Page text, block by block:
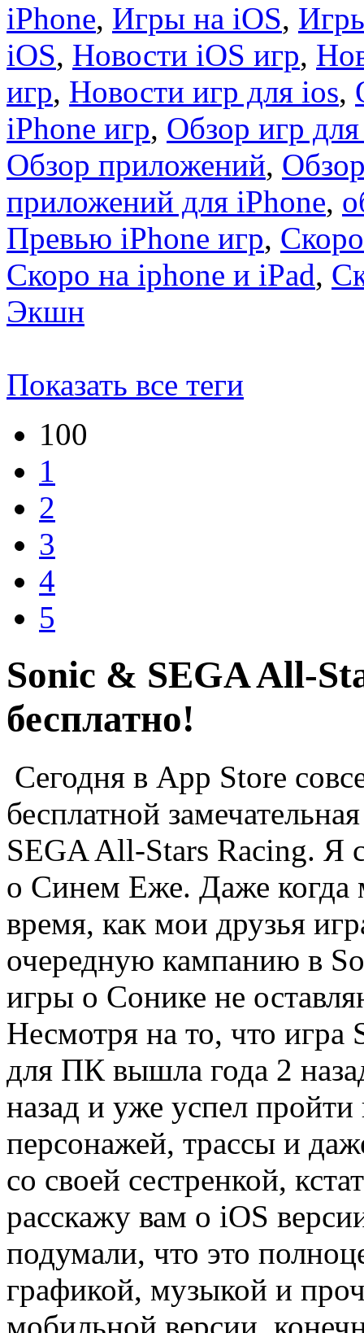
iPhone, Игры на iOS,
iOS, Новости iOS игр,
игр, Новости игр для ios,
iPhone игр, Обзор игр
Обзор приложений,
приложений для iPhone,
Превью iPhone игр,
Скоро на iphone и iPad,
Экшн
Показать все теги
100
1
2
3
4
5
Sonic & SEGA All-
бесплатно!
Сегодня в App Store
бесплатной
SEGA All-Stars Racing. Я
о Синем Еже. Даже когда
время, как мои друзья
очередную кампанию в
игры о Сонике не
Несмотря на то, что
для ПК вышла года 2
назад и уже успел пройти
персонажей, трассы и
со своей сестренкой,
расскажу вам о iOS
подумали, что это
графикой, музыкой и
мобильной версии,